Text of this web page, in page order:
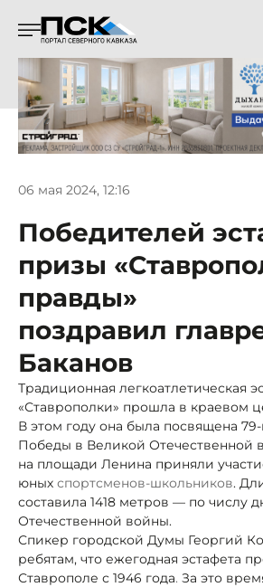
06 мая 2024, 12:16
Победителей
призы
правды»
поздравил
Баканов
Традиционная легкоатлетическая
«Ставрополки» прошла в краевом
В этом году она была посвящена
Победы в Великой Отечественной
на площади Ленина приняли
юных спортсменов-школьников.
составила 1418 метров — по числу
Отечественной войны.
Спикер городской Думы Георгий
ребятам, что ежегодная эстафета
Ставрополе с 1946 года. За это